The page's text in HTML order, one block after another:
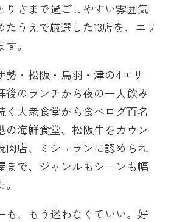
りさまで過ごしやすい雰囲気
うえで厳選した13店を、エリ
。
勢・松阪・鳥羽・津の4エリ
後のランチから夜の一人飲み
く大衆食堂から食べログ百名
の海鮮食堂、松阪牛をカウン
肉店、ミシュランに認められ
まで、ジャンルもシーンも幅
も、もう迷わなくていい。好